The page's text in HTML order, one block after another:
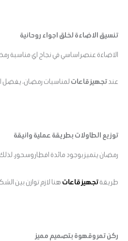
تنسيق الاضاءة لخلق اجواء روحانية
الاضاءة عنصر اساسي في نجاح اي مناسبة
عندتجهيز قاعات لمناسبات رمضان، يفضل
توزيع الطاولات بطريقة عملية وانيقة
رمضان يتميز بوجود مائدة افطار وسحور،
طريقةتجهيز قاعات هنا لازم توازن بين
ركن تمر وقهوة بتصميم مميز